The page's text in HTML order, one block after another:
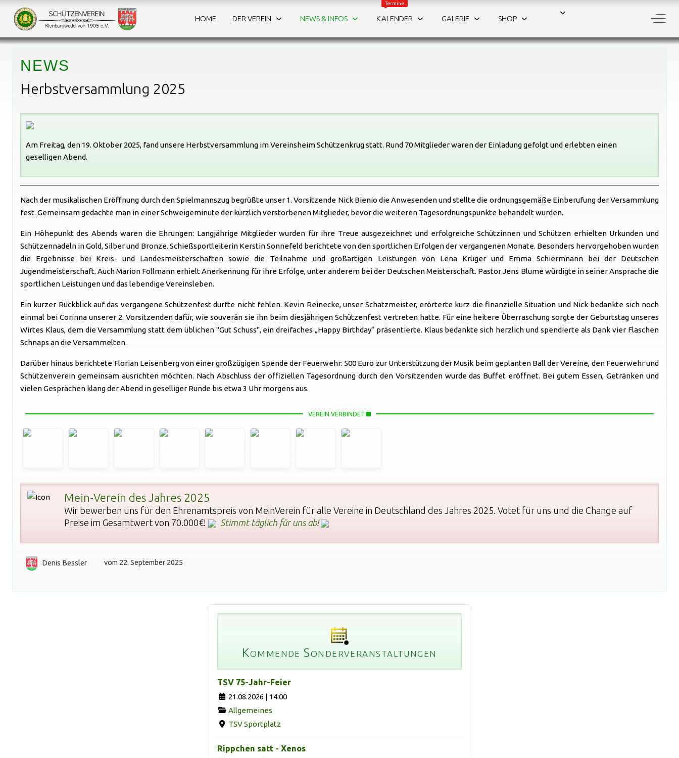
HOME DER VEREIN NEWS & INFOS KALENDER
Termine
GALERIE SHOP Off-
NEWS
NEWS
Herbstversammlung 2025
Am Freitag, den 19. Oktober 2025, fand unsere Herbstversammlung im Vereinsheim Schützenkrug statt. Rund 70 Mitglieder waren der Einladung gefolgt und erlebten einen
geselligen Abend.
Nach der musikalischen Eröffnung durch den Spielmannszug begrüßte unser 1. Vorsitzende Nick Bienio die Anwesenden und stellte die ordnungsgemäße Einberufung der Versammlung
fest. Gemeinsam gedachte man in einer Schweigeminute der kürzlich verstorbenen Mitglieder, bevor die weiteren Tagesordnungspunkte behandelt wurden.
Ein Höhepunkt des Abends waren die Ehrungen: Langjährige Mitglieder wurden für ihre Treue ausgezeichnet und erfolgreiche Schützinnen und Schützen erhielten Urkunden und
Schützennadeln in Gold, Silber und Bronze. Schießsportleiterin Kerstin Sonnefeld berichtete von den sportlichen Erfolgen der vergangenen Monate. Besonders hervorgehoben wurden
die Ergebnisse bei Kreis- und Landesmeisterschaften sowie die Teilnahme und großartigen Leistungen von Lena Krüger und Emma Schiermnann bei der Deutschen
Jugendmeisterschaft. Auch Marion Follmann erhielt Anerkennung für ihre Erfolge, unter anderem bei der Deutschen Meisterschaft. Pastor Jens Blume würdigte in seiner Ansprache die
sportlichen Leistungen und das lebendige Vereinsleben.
Ein kurzer Rückblick auf das vergangene Schützenfest durfte nicht fehlen. Kevin Reinecke, unser Schatzmeister, erörterte kurz die finanzielle Situation und Nick bedankte sich noch
einmal bei Corinna unserer 2. Vorsitzenden dafür, wie souverän sie ihn beim diesjährigen Schützenfest vertreten hatte. Für eine heitere Überraschung sorgte der Geburtstag unseres
Wirtes Klaus, dem die Versammlung statt dem üblichen "Gut Schuss", ein dreifaches „Happy Birthday“ präsentierte. Klaus bedankte sich herzlich und spendierte als Dank vier Flaschen
Schnaps an die Versammelten.
Darüber hinaus berichtete Florian Leisenberg von einer großzügigen Spende der Feuerwehr: 500 Euro zur Unterstützung der Musik beim geplanten Ball der Vereine, den Feuerwehr und
Schützenverein gemeinsam ausrichten möchten. Nach Abschluss der offiziellen Tagesordnung durch den Vorsitzenden wurde das Buffet eröffnet. Bei gutem Essen, Getränken und
vielen Gesprächen klang der Abend in geselliger Runde bis etwa 3 Uhr morgens aus.
VEREIN VERBINDET
Mein-Verein des Jahres 2025
Wir bewerben uns für den Ehrenamtspreis von MeinVerein für alle Vereine in Deutschland des Jahres 2025. Votet für uns und die Change auf
Preise im Gesamtwert von 70.000€!
Stimmt täglich für uns ab!
Denis Bessler vom 22. September 2025
Kommende Sonderveranstaltungen
TSV 75-Jahr-Feier
21.08.2026 | 14:00
Allgemeines
TSV Sportplatz
Rippchen satt - Xenos